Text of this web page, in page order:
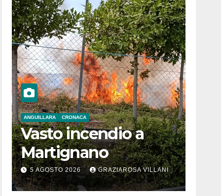
ANGUILLARA CRONACA
Vasto incendio a
Martignano
5 AGOSTO 2026 GRAZIAROSA VILLANI